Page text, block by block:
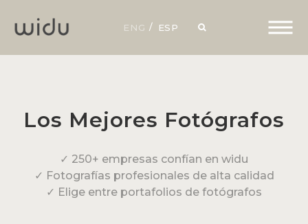
ENG ESP
Los Mejores Fotógrafos
✓ 250+ empresas confían en widu
✓ Fotografías profesionales de alta calidad
✓ Elige entre portafolios de fotógrafos